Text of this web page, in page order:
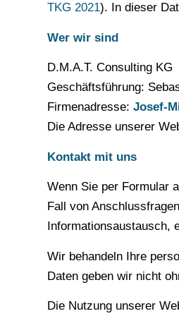
TKG 2021). In dieser
Wer wir sind
D.M.A.T. Consulting KG
Geschäftsführung:
Firmenadresse: Josef-
Die Adresse unserer
Kontakt mit uns
Wenn Sie per Formular
Fall von
Informationsaustausch,
Wir behandeln Ihre
Daten geben wir nicht
Die Nutzung unserer